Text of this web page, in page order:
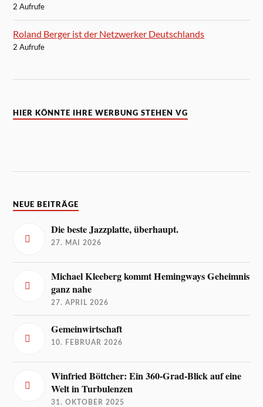
2 Aufrufe
Roland Berger ist der Netzwerker Deutschlands
2 Aufrufe
HIER KÖNNTE IHRE WERBUNG STEHEN VG
NEUE BEITRÄGE
Die beste Jazzplatte, überhaupt.
27. MAI 2026
Michael Kleeberg kommt Hemingways Geheimnis
ganz nahe
27. APRIL 2026
Gemeinwirtschaft
10. FEBRUAR 2026
Winfried Böttcher: Ein 360-Grad-Blick auf eine
Welt in Turbulenzen
31. OKTOBER 2025